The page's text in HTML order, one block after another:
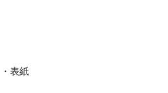
・表紙